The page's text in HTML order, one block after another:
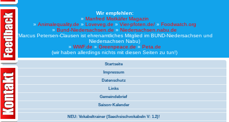
Wir empfehlen:
» Manfred Mistkäfer Magazin
» Animalequality.de » Loveveg.de » Vier-pfoten.de/» Foodwatch.org
» Bund-Niedersachsen.de » Niedersachsen.nabu.de
(Marcus Petersen-Clausen ist ehrenamtliches Mitglied im BUND-Niedersachsen und
Niedersachsen Nabu)
» WWF.de » Greenpeace.de » Peta.de
(wir haben allerdings nichts mit diesen Seiten zu tun!)
Startseite
Impressum
Datenschutz
Links
Gemeindebrief
Saison-Kalender
NEU: Vokabeltrainer (Saechsischvokabeln V: 1.2)!